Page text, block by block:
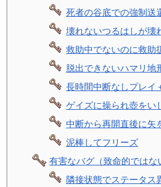
死者の谷底での強制送
壊れないつるはしが壊
救助中でないのに救助
脱出できないハマリ地
長時間中断なしプレイ
ゲイズに操られ壺をい
中断から再開直後に矢
泥棒してフリーズ
有害なバグ（致命的ではな
隣接状態でステータス